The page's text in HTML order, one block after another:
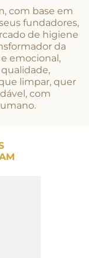
com base em
fundadores,
de higiene
da
emocional,
limpar, quer
com